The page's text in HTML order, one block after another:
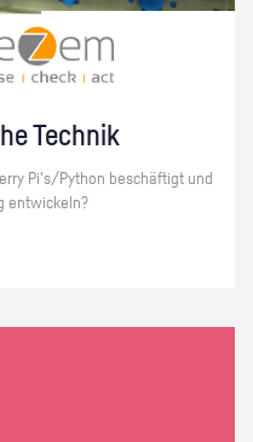
Tech­nik
Pi's/Py­thon be­schäf­tigt und
ent­wi­ckeln?